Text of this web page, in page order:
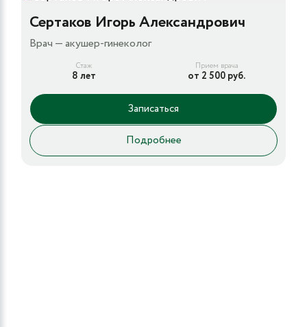
Сертаков Игорь Александрович
Врач — акушер-гинеколог
Стаж
8 лет
Прием врача
от 2 500 руб.
Записаться
Подробнее